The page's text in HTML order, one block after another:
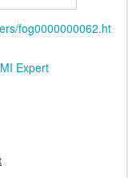
fog0000000062.ht
Expert